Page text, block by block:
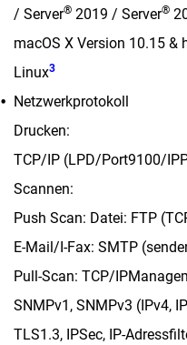
/ Server® 2019 / Server®
macOS X Version 10.15 &
Linux3
Netzwerkprotokoll
Drucken:
TCP/IP (LPD/Port9100/
Scannen:
Push Scan: Datei: FTP
E-Mail/I-Fax: SMTP
Pull-Scan: TCP/
SNMPv1, SNMPv3 (IPv4,
TLS1.3, IPSec, IP-